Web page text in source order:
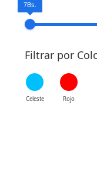
7Bs.
Filtrar por
Celeste Rojo